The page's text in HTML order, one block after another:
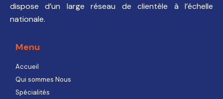
dispose d’un large réseau de clientèle à l’échelle
nationale.
Menu
Accueil
Qui sommes Nous
Spécialités